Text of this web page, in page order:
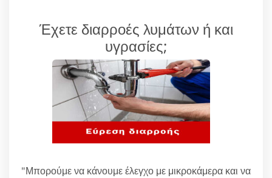
Έχετε διαρροές λυμάτων ή και
υγρασίες;
"Μπορούμε να κάνουμε έλεγχο με μικροκάμερα και να